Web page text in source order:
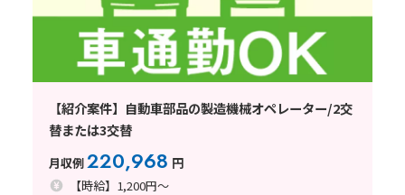
【紹介案件】自動車部品の製造機械オペレーター/2交
替または3交替
月収例220,968 円
【時給】1,200円～